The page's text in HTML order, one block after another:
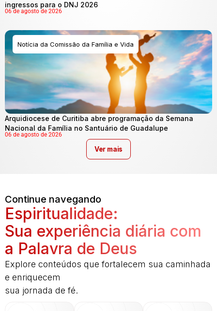
ingressos para o DNJ 2026
06 de agosto de 2026
Notícia da Comissão da Família e Vida
Arquidiocese de Curitiba abre programação da Semana
Nacional da Família no Santuário de Guadalupe
06 de agosto de 2026
Ver mais
Continue navegando
Espiritualidade:
Sua experiência diária com
a Palavra de Deus
Explore conteúdos que fortalecem sua caminhada
e enriquecem
sua jornada de fé.